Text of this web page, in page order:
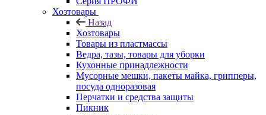
Хозтовары
Назад
Хозтовары
Товары из пластмассы
Ведра, тазы, товары для уборки
Кухонные принадлежности
Мусорные мешки, пакеты майка, грипперы,
посуда одноразовая
Перчатки и средства защиты
Пикник